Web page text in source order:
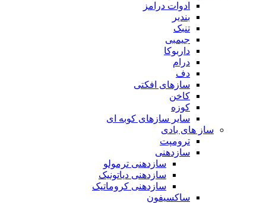
ادوات درامز
بندیر
تنبک
جیمبی
داربوکا
درام
دف
سازهای افکتی
کاخن
کوزه
سایر سازهای کوبه ای
ساز های بادی
ترومپت
سازدهنی
سازدهنی ترمولو
سازدهنی دیاتونیک
سازدهنی کروماتیک
ساکسیفون